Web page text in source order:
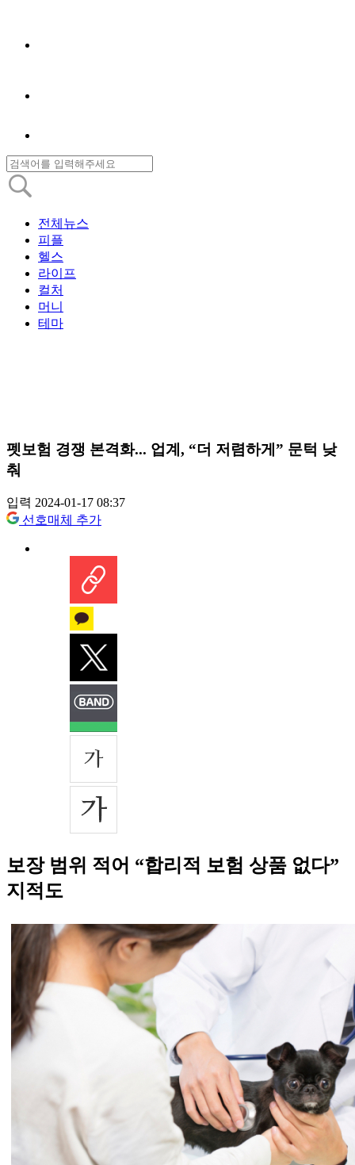
전체뉴스
피플
헬스
라이프
컬처
머니
테마
펫보험 경쟁 본격화... 업계, “더 저렴하게” 문턱 낮
춰
입력 2024-01-17 08:37
선호매체 추가
보장 범위 적어 “합리적 보험 상품 없다”
지적도